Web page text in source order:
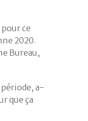
ce
2020.
Bureau,
a-
que ça